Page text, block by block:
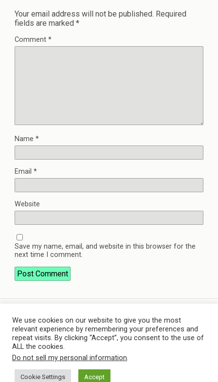
Your email address will not be published. Required
fields are marked *
Comment *
Name *
Email *
Website
Save my name, email, and website in this browser for the
next time I comment.
Back to top
Mobile
We use cookies on our website to give you the most
relevant experience by remembering your preferences and
repeat visits. By clicking “Accept”, you consent to the use of
ALL the cookies.
Do not sell my personal information.
Cookie Settings AcceptPowered by
WPtouch Mobile Suite for WordPress